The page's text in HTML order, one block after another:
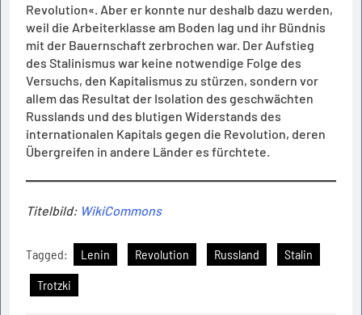
Revolution«. Aber er konnte nur deshalb dazu werden,
weil die Arbeiterklasse am Boden lag und ihr Bündnis
mit der Bauernschaft zerbrochen war. Der Aufstieg
des Stalinismus war keine notwendige Folge des
Versuchs, den Kapitalismus zu stürzen, sondern vor
allem das Resultat der Isolation des geschwächten
Russlands und des blutigen Widerstands des
internationalen Kapitals gegen die Revolution, deren
Übergreifen in andere Länder es fürchtete.
Titelbild: WikiCommons
Tagged: Lenin Revolution Russland
Stalin
Trotzki